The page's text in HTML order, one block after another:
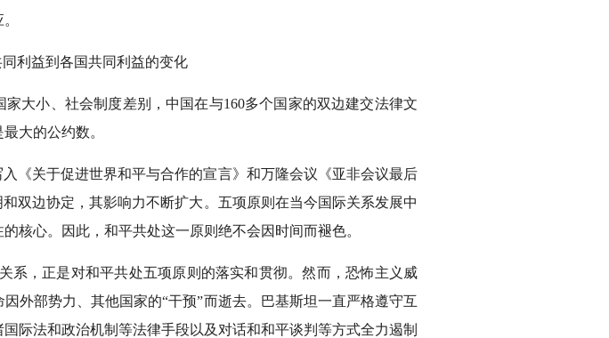
利益到各国共同利益的变化
大小、社会制度差别，中国在与160多个国家的双边建交法律文
大的公约数。
《关于促进世界和平与合作的宣言》和万隆会议《亚非会议最后
双边协定，其影响力不断扩大。五项原则在当今国际关系发展中
核心。因此，和平共处这一原则绝不会因时间而褪色。
系，正是对和平共处五项原则的落实和贯彻。然而，恐怖主义威
外部势力、其他国家的“干预”而逝去。巴基斯坦一直严格遵守互
际法和政治机制等法律手段以及对话和和平谈判等方式全力遏制